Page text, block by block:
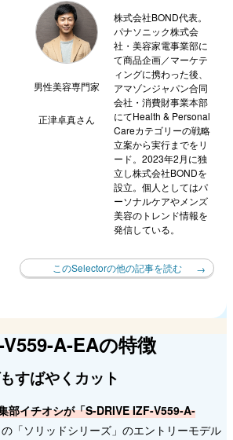
男性美容専門家
正津卓真さん
株式会社BOND代表。
パナソニック株式会
社・美容家電事業部に
て商品企画／マーケテ
ィングに携わった後、
アマゾンジャパン合同
会社・消費財事業本部
にてHealth & Personal
Careカテゴリーの戦略
立案から実行までをリ
ード。2023年2月に独
立し株式会社BONDを
設立。個人としてはパ
ーソナルケアやメンズ
美容のトレンド情報を
発信している。
このSelectorの他の記事を読む
A-EAの特徴
すばやくカット
部イチオシが「S-DRIVE IZF-V559-A-
「ソリッドシリーズ」のエントリーモデル